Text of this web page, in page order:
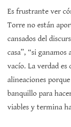
Es frustrante ver
Torre no están
cansados del
casa”, “si
vacío. La verdad
alineaciones
banquillo para
viables y termina